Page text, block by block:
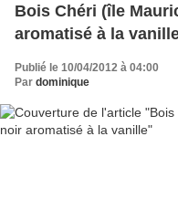
Bois Chéri (île
aromatisé à la
Publié le 10/04/2012 à 04:00
Par dominique